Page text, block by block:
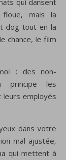
qui dansent
floue, mais la
dog tout en la
chance, le film
: des non-
principe les
employés
dans votre
mal ajustée,
qui mettent à